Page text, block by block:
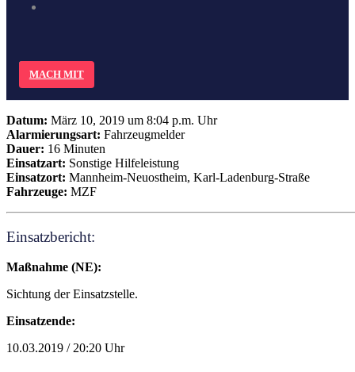
MACH MIT
Datum: März 10, 2019 um 8:04 p.m. Uhr
Alarmierungsart: Fahrzeugmelder
Dauer: 16 Minuten
Einsatzart: Sonstige Hilfeleistung
Einsatzort: Mannheim-Neuostheim, Karl-Ladenburg-Straße
Fahrzeuge: MZF
Einsatzbericht:
Maßnahme (NE):
Sichtung der Einsatzstelle.
Einsatzende:
10.03.2019 / 20:20 Uhr